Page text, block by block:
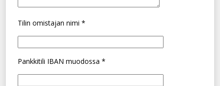
Tilin omistajan nimi *
Pankkitili IBAN muodossa *